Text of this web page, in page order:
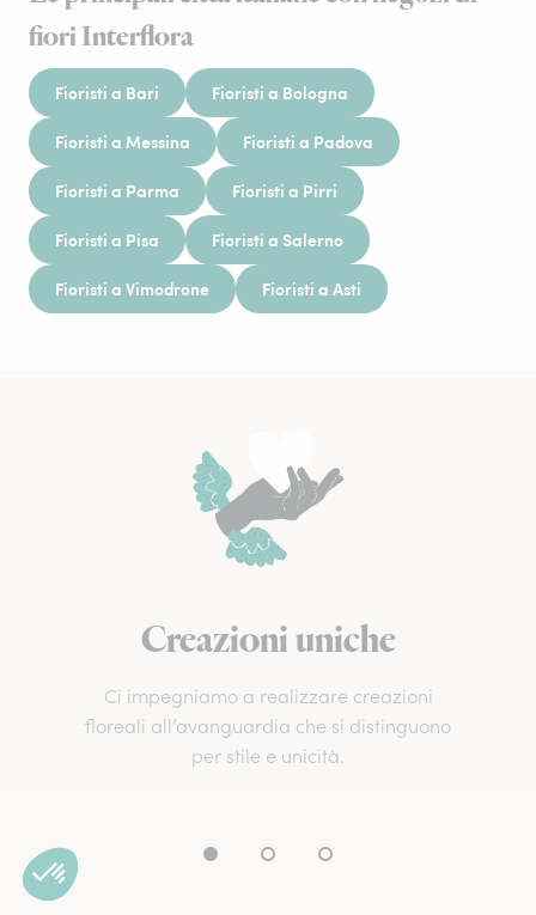
fiori Interflora
Fioristi a Bari Fioristi a Bologna
Fioristi a Messina Fioristi a Padova
Fioristi a Parma Fioristi a Pirri
Fioristi a Pisa Fioristi a Salerno
Fioristi a Vimodrone Fioristi a Asti
Creazioni uniche
Ci impegniamo a realizzare creazioni
floreali all’avanguardia che si distinguono
per stile e unicità.